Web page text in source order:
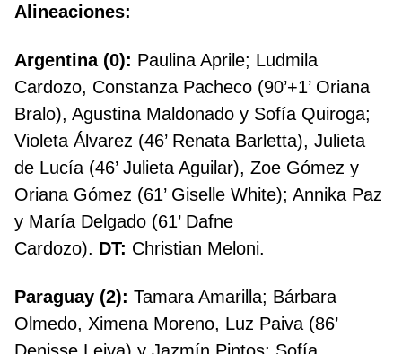
Alineaciones:
Argentina (0): Paulina Aprile; Ludmila
Cardozo, Constanza Pacheco (90’+1’ Oriana
Bralo), Agustina Maldonado y Sofía Quiroga;
Violeta Álvarez (46’ Renata Barletta), Julieta
de Lucía (46’ Julieta Aguilar), Zoe Gómez y
Oriana Gómez (61’ Giselle White); Annika Paz
y María Delgado (61’ Dafne
Cardozo). DT: Christian Meloni.
Paraguay (2): Tamara Amarilla; Bárbara
Olmedo, Ximena Moreno, Luz Paiva (86’